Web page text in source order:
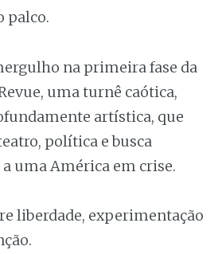
palco.
na primeira fase da
uma turnê caótica,
artística, que
política e busca
uma América em crise.
liberdade, experimentação